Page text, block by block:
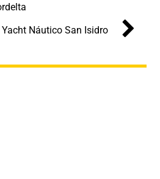
Yacht Náutico San Isidro